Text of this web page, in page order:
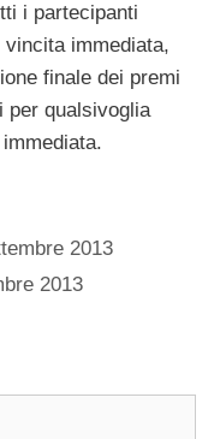
i partecipanti
immediata,
finale dei premi
per qualsivoglia
2013
2013